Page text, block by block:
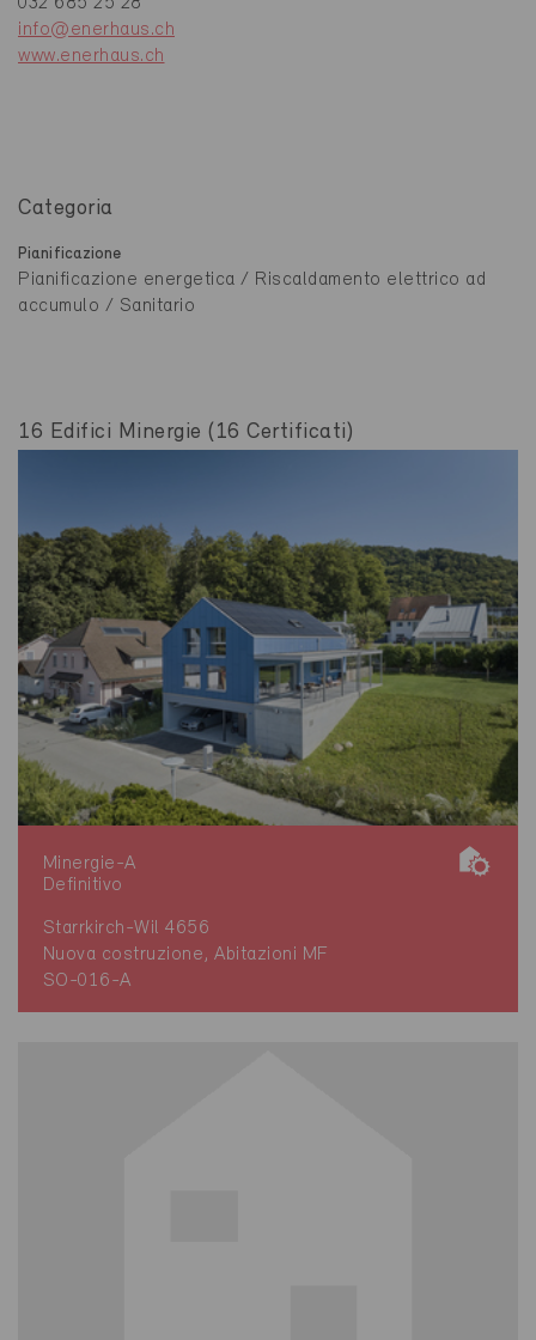
info@enerhaus.ch
www.enerhaus.ch
Categoria
Pianificazione
Pianificazione energetica / Riscaldamento elettrico ad
accumulo / Sanitario
16 Edifici Minergie (16 Certificati)
Minergie-A
Definitivo
Starrkirch-Wil 4656
Nuova costruzione, Abitazioni MF
SO-016-A